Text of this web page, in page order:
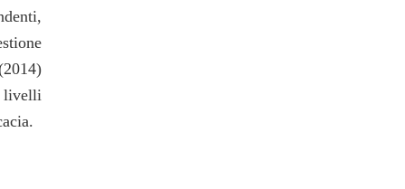
livelli